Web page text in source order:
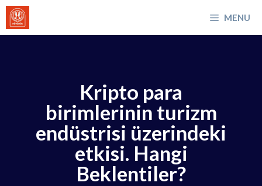
İçeriğe
atla
MENU
Kripto para
birimlerinin turizm
endüstrisi üzerindeki
etkisi. Hangi
Beklentiler?